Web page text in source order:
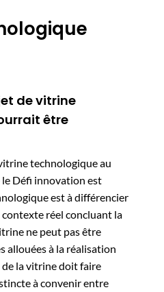
de vitrine
être
technologique au
le Défi innovation est
est à différencier
réel concluant la
ne peut pas être
allouées à la réalisation
la vitrine doit faire
à convenir entre